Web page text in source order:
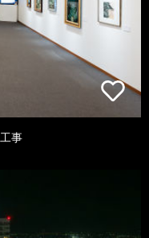
事